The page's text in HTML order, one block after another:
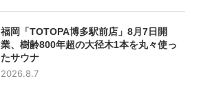
福岡「TOTOPA博多駅前店」8月7日開
業、樹齢800年超の大径木1本を丸々使っ
たサウナ
2026.8.7